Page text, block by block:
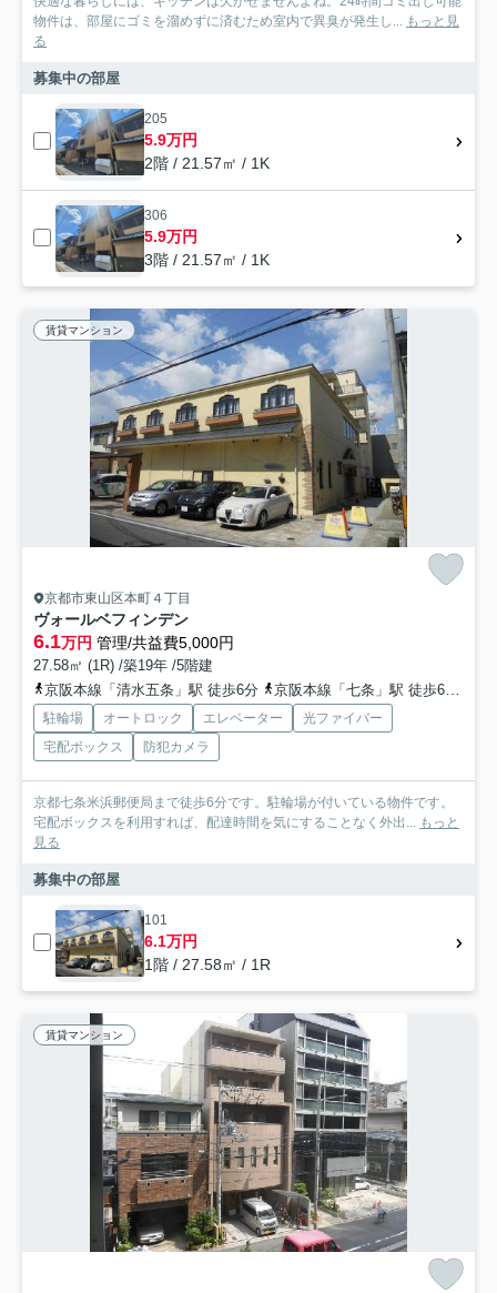
物件は、部屋にゴミを溜めずに済むため室内で異臭が発生し...
もっと見
る
募集中の部屋
205
5.9万円
2階 / 21.57㎡ / 1K
306
5.9万円
3階 / 21.57㎡ / 1K
賃貸マンション
京都市東山区本町４丁目
ヴォールベフィンデン
6.1万円 管理/共益費5,000円
27.58㎡ (1R) /築19年 /5階建
京阪本線「清水五条」駅 徒歩6分
京阪本線「七条」駅 徒歩6分
駐輪場 オートロック エレベーター
光ファイバー
宅配ボックス
防犯カメラ
京都七条米浜郵便局まで徒歩6分です。駐輪場が付いている物件です。
宅配ボックスを利用すれば、配達時間を気にすることなく外出...
もっと
見る
募集中の部屋
101
6.1万円
1階 / 27.58㎡ / 1R
賃貸マンション